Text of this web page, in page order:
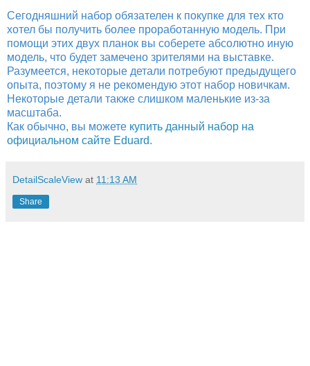
Сегодняшний набор обязателен к покупке для тех кто
хотел бы получить более проработанную модель. При
помощи этих двух планок вы соберете абсолютно иную
модель, что будет замечено зрителями на выставке.
Разумеется, некоторые детали потребуют предыдущего
опыта, поэтому я не рекомендую этот набор новичкам.
Некоторые детали также слишком маленькие из-за
масштаба.
Как обычно, вы можете купить данный набор на
официальном сайте Eduard.
DetailScaleView at 11:13 AM
Share